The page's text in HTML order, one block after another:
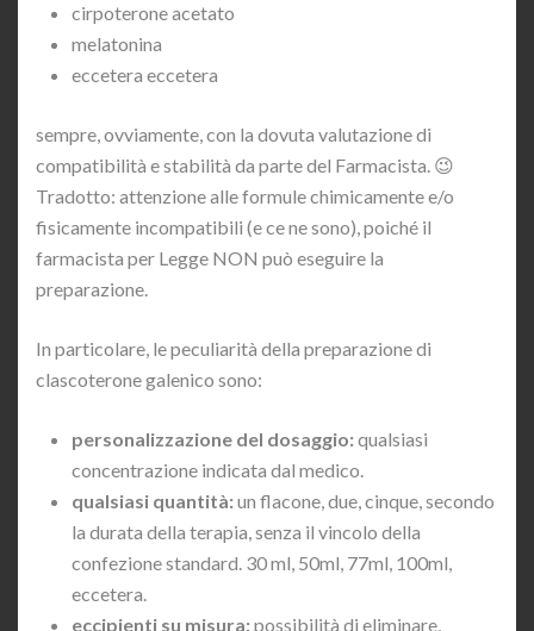
cirpoterone acetato
melatonina
eccetera eccetera
sempre, ovviamente, con la dovuta valutazione di
compatibilità e stabilità da parte del Farmacista. 😉
Tradotto: attenzione alle formule chimicamente e/o
fisicamente incompatibili (e ce ne sono), poiché il
farmacista per Legge NON può eseguire la
preparazione.
In particolare, le peculiarità della preparazione di
clascoterone galenico sono:
personalizzazione del dosaggio: qualsiasi
concentrazione indicata dal medico.
qualsiasi quantità: un flacone, due, cinque, secondo
la durata della terapia, senza il vincolo della
confezione standard. 30 ml, 50ml, 77ml, 100ml,
eccetera.
eccipienti su misura: possibilità di eliminare,